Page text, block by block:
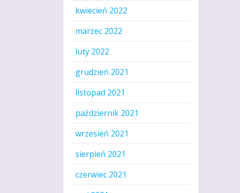
kwiecień 2022
marzec 2022
luty 2022
grudzień 2021
listopad 2021
październik 2021
wrzesień 2021
sierpień 2021
czerwiec 2021